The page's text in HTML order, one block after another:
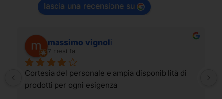
lascia una recensione su
massimo vignoli
7 mesi fa
Cortesia del personale e ampia disponibilità di
prodotti per ogni esigenza